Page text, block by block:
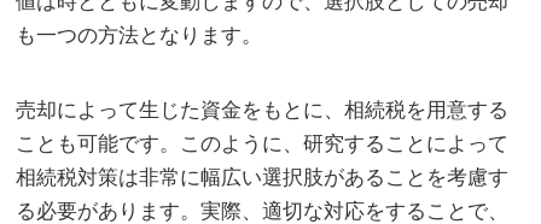
も一つの方法となります。
売却によって生じた資金をもとに、相続税を用意する
ことも可能です。このように、研究することによって
相続税対策は非常に幅広い選択肢があることを考慮す
る必要があります。実際、適切な対応をすることで、